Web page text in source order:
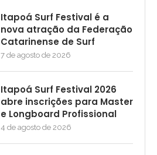
Itapoá Surf Festival é a
nova atração da Federação
Catarinense de Surf
7 de agosto de 2026
Itapoá Surf Festival 2026
abre inscrições para Master
e Longboard Profissional
4 de agosto de 2026